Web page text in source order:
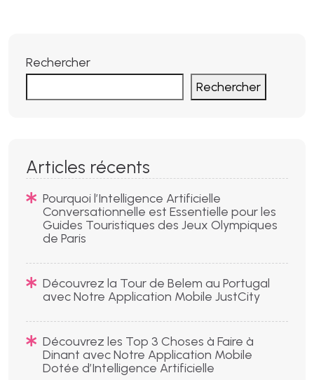
Rechercher
Rechercher
Articles récents
Pourquoi l’Intelligence Artificielle
Conversationnelle est Essentielle pour les
Guides Touristiques des Jeux Olympiques
de Paris
Découvrez la Tour de Belem au Portugal
avec Notre Application Mobile JustCity
Découvrez les Top 3 Choses à Faire à
Dinant avec Notre Application Mobile
Dotée d’Intelligence Artificielle